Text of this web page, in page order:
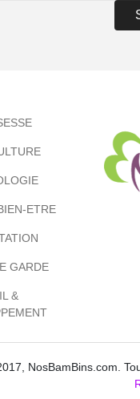
ETRE
GARDE
&
NosBamBins.com.